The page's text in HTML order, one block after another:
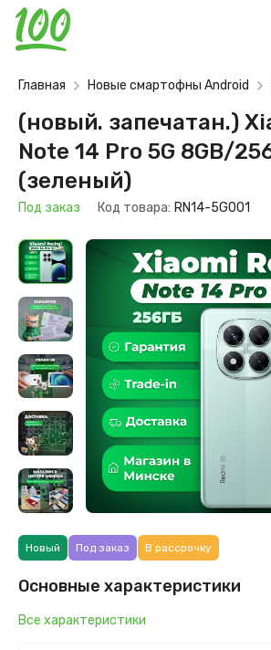
Главная Новые смартофны Android
(новый. запечатан.)
Note 14 Pro 5G 8GB/
(зеленый)
Под заказ Код товара: RN14-5G001
Новый Под заказ В рассрочку
Основные характеристики
Все характеристики